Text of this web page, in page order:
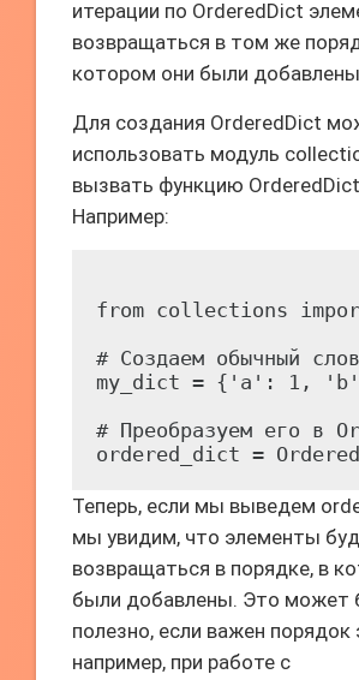
итерации по OrderedDict
возвращаться в том же
котором они были
Для создания OrderedDict
использовать модуль
вызвать функцию
Например:
from collections
# Создаем обычный
my_dict = {'a': 1,
# Преобразуем его в
Теперь, если мы выведем
мы увидим, что элементы
возвращаться в порядке, в
были добавлены. Это может
полезно, если важен порядок
например, при работе с